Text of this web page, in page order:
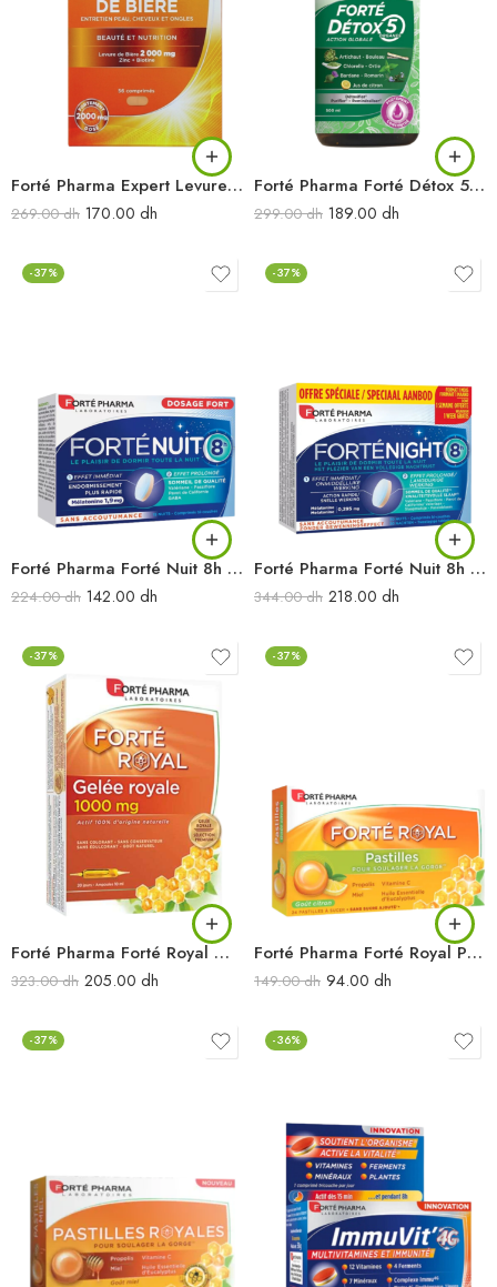
Forté Pharma Expert Levure de bière 56cpr
269.00dh 170.00 dh
Forté Pharma Forté Détox 5 organes 500ml
299.00dh 189.00 dh
-37%
Forté Pharma Forté Nuit 8h 15 jrs
224.00dh 142.00 dh
-37%
Forté Pharma Forté Nuit 8h 30cpr
344.00dh 218.00 dh
-37%
Forté Pharma Forté Royal Gelée Royale 1000 mg 20amp
323.00dh 205.00 dh
-37%
Forté Pharma Forté Royal Pastilles Citron 24 pst
149.00dh 94.00 dh
-37% -36%